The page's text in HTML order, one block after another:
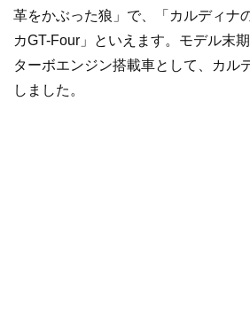
革をかぶった狼」で、「カルディナ
カGT-Four」といえます。モデル末
ターボエンジン搭載車として、カル
しました。